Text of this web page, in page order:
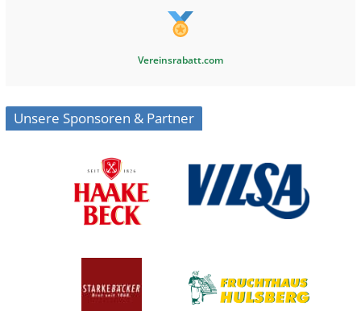
Vereinsrabatt.com
Unsere Sponsoren & Partner